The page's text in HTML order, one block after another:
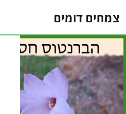
צמחים דומים